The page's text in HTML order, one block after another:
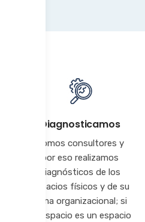
Diagnosticamos
Somos consultores y
por eso realizamos
diagnósticos de los
espacios físicos y de su
clima organizacional; si
su espacio es un espacio